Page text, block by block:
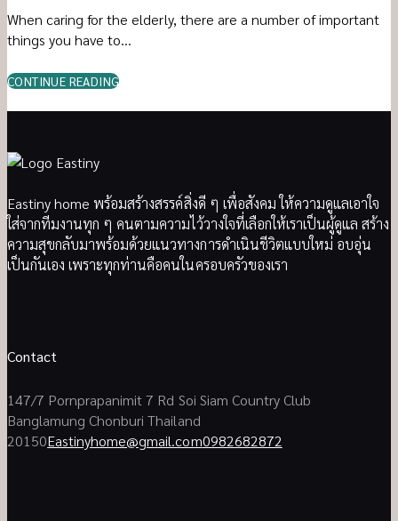
When caring for the elderly, there are a number of important
things you have to…
CONTINUE READING
Eastiny home พร้อมสร้างสรรค์สิ่งดี ๆ เพื่อสังคม ให้ความดูแลเอาใจ
ใส่จากทีมงานทุก ๆ คนตามความไว้วางใจที่เลือกให้เราเป็นผู้ดูแล สร้าง
ความสุขกลับมาพร้อมด้วยแนวทางการดำเนินชีวิตแบบใหม่ อบอุ่น
เป็นกันเอง เพราะทุกท่านคือคนในครอบครัวของเรา
Contact
147/7 Pornprapanimit 7 Rd Soi Siam Country Club
Banglamung Chonburi Thailand
20150Eastinyhome@gmail.com0982682872